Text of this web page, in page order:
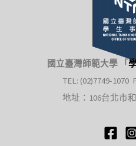
國立臺灣師範大學 「
TEL: (02)7749-1070
地址：106台北市